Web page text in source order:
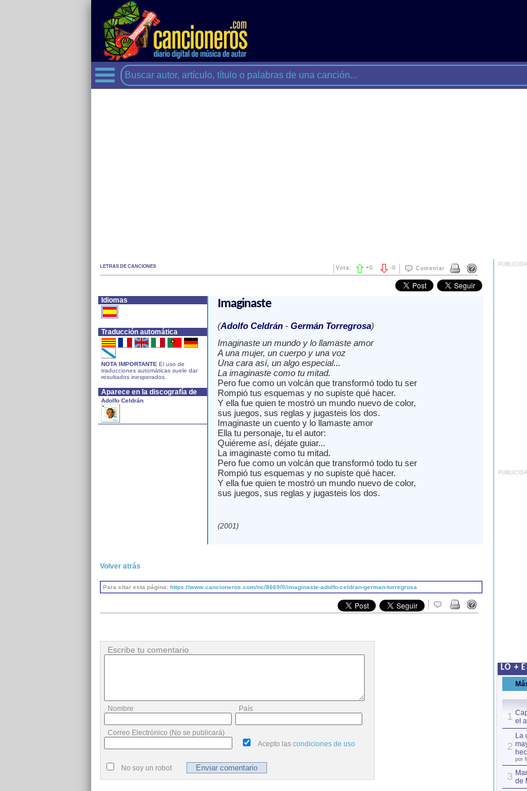
LETRAS DE CANCIONES Comentar
-0
Vota: +0
Idiomas
Traducción automática
NOTA IMPORTANTE El uso de
traducciones automáticas suele dar
resultados inesperados.
Aparece en la discografía de
Adolfo Celdrán
Imaginaste
(Adolfo Celdrán- Germán Torregrosa)
Imaginaste un mundo y lo llamaste amor
A una mujer, un cuerpo y una voz
Una cara así, un algo especial...
La imaginaste como tu mitad.
Pero fue como un volcán que transformó todo tu ser
Rompió tus esquemas y no supiste qué hacer.
Y ella fue quien te mostró un mundo nuevo de color,
sus juegos, sus reglas y jugasteis los dos.
Imaginaste un cuento y lo llamaste amor
Ella tu personaje, tu el autor:
Quiéreme así, déjate guiar...
La imaginaste como tu mitad.
Pero fue como un volcán que transformó todo tu ser
Rompió tus esquemas y no supiste qué hacer.
Y ella fue quien te mostró un mundo nuevo de color,
sus juegos, sus reglas y jugasteis los dos.
(2001)
Volver atrás
Para citar esta página: https://www.cancioneros.com/nc/8669/0/imaginaste-adolfo-celdran-german-torregrosa
Escribe tu comentario
Nombre País
Correo Electrónico (No se publicará)
Acepto las condiciones de uso
No soy un robot
LO +
1 el
2
La
por
3 de